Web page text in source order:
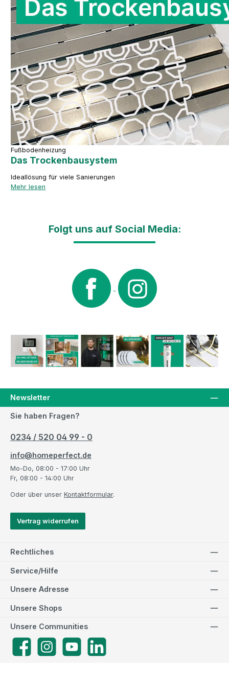
Fußbodenheizung
Das Trockenbausystem
Ideallösung für viele Sanierungen
Mehr lesen
Folgt uns auf Social Media:
Newsletter
Sie haben Fragen?
0234 / 520 04 99 - 0
info@homeperfect.de
Mo-Do, 08:00 - 17:00 Uhr
Fr, 08:00 - 14:00 Uhr
Oder über unser Kontaktformular.
Vertrag widerrufen
Rechtliches
Service/Hilfe
Unsere Adresse
Unsere Communities
FacebookInstagramYouTube
Unsere Shops